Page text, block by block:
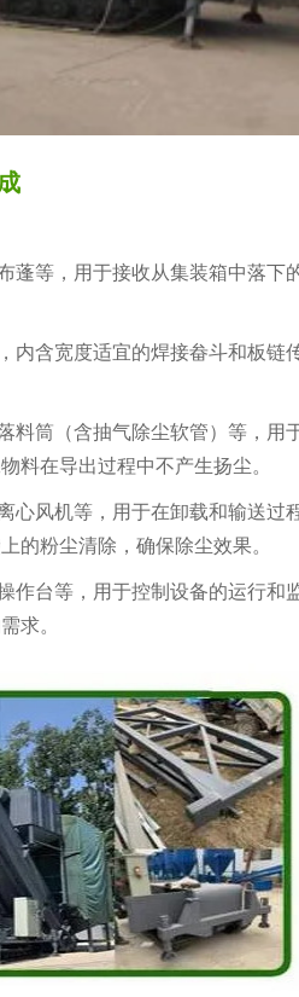
蓬等，用于接收从集装箱中落
内含宽度适宜的焊接畚斗和板
料筒（含抽气除尘软管）等，
料在导出过程中不产生扬尘。
心风机等，用于在卸载和输送
的粉尘清除，确保除尘效果。
作台等，用于控制设备的运行
求。